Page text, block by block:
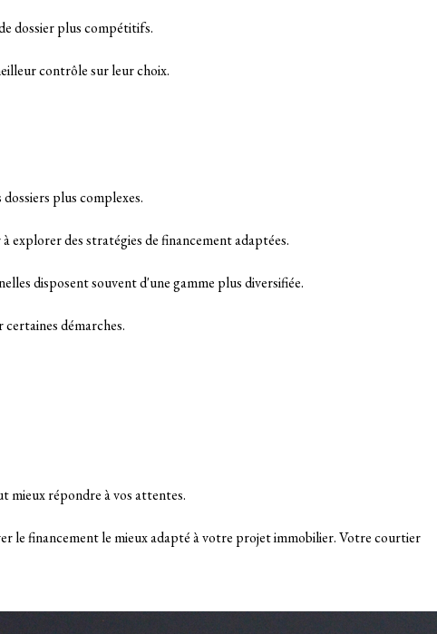
dossier plus compétitifs.
contrôle sur leur choix.
plus complexes.
explorer des stratégies de financement adaptées.
disposent souvent d'une gamme plus diversifiée.
démarches.
répondre à vos attentes.
le financement le mieux adapté à votre projet immobilier. Votre courtier